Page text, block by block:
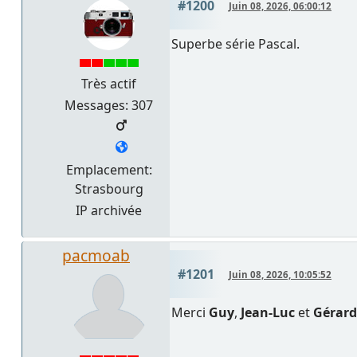
Très actif
Messages: 307
Emplacement:
Strasbourg
IP archivée
#1200 Juin 08, 2026, 06:00:12
Superbe série Pascal.
pacmoab
#1201 Juin 08, 2026, 10:05:52
Merci Guy, Jean-Luc et Gérard